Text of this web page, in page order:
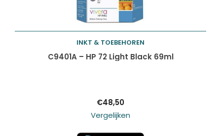
Toevoegen aan
INKT & TOEBEHOREN
C9401A – HP 72 Light Black 69ml
€48,50
Vergelijken